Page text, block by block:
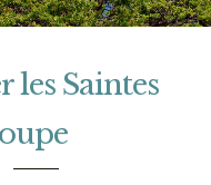
les Saintes